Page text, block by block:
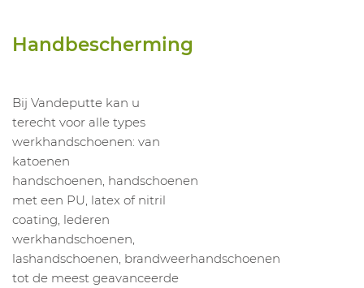
Handbescherming
Bij Vandeputte kan u
terecht voor alle types
werkhandschoenen: van
katoenen
handschoenen, handschoenen
met een PU, latex of nitril
coating, lederen
werkhandschoenen,
lashandschoenen, brandweerhandschoenen
tot de meest geavanceerde